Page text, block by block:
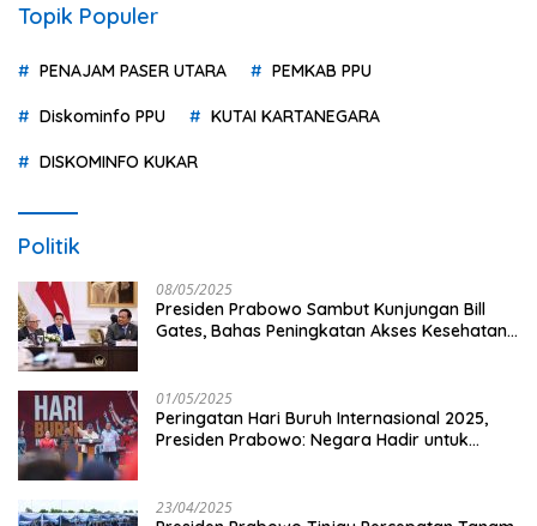
Topik Populer
PENAJAM PASER UTARA PEMKAB PPU
Diskominfo PPU KUTAI KARTANEGARA
DISKOMINFO KUKAR
Politik
08/05/2025
Presiden Prabowo Sambut Kunjungan Bill
Gates, Bahas Peningkatan Akses Kesehatan
01/05/2025
Peringatan Hari Buruh Internasional 2025,
Presiden Prabowo: Negara Hadir untuk
23/04/2025